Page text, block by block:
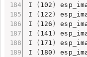
I
( 102 )
I
( 122 )
I
( 126 )
I
( 141 )
I
( 171 )
I
( 180 )